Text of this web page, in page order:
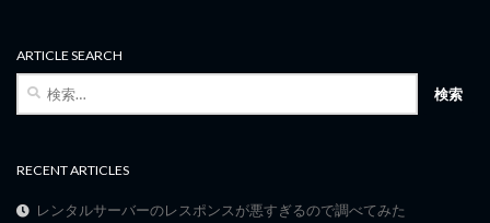
ARTICLE SEARCH
検
RECENT ARTICLES
レンタルサーバーのレスポンスが悪すぎるので調べてみた